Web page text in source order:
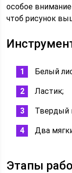
особое
чтоб рисунок
Белый
Ластик;
Твердый
Два
Этапы